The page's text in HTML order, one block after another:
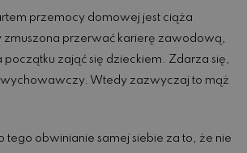
przemocy domowej jest ciąża
zmuszona przerwać karierę zawodową,
początku zająć się dzieckiem. Zdarza się,
wychowawczy. Wtedy zazwyczaj to mąż
tego obwinianie samej siebie za to, że nie